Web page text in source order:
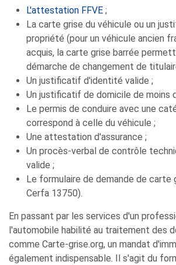
L'attestation FFVE ;
La carte grise du véhicule ou un
propriété (pour un véhicule ancien
acquis, la carte grise barrée
démarche de changement de
Un justificatif d'identité valide ;
Un justificatif de domicile de moins
Le permis de conduire avec une
correspond à celle du véhicule ;
Une attestation d'assurance ;
Un procès-verbal de contrôle
valide ;
Le formulaire de demande de carte
Cerfa 13750).
En passant par les services d'un
l'automobile habilité au traitement des
comme Carte-grise.org, un mandat
également indispensable. Il s'agit du